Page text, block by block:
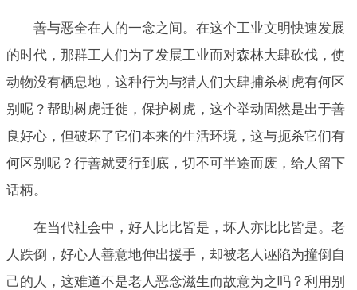
善与恶全在人的一念之间。在这个工业文明快速发展
的时代，那群工人们为了发展工业而对森林大肆砍伐，使
动物没有栖息地，这种行为与猎人们大肆捕杀树虎有何区
别呢？帮助树虎迁徙，保护树虎，这个举动固然是出于善
良好心，但破坏了它们本来的生活环境，这与扼杀它们有
何区别呢？行善就要行到底，切不可半途而废，给人留下
话柄。
在当代社会中，好人比比皆是，坏人亦比比皆是。老
人跌倒，好心人善意地伸出援手，却被老人诬陷为撞倒自
己的人，这难道不是老人恶念滋生而故意为之吗？利用别